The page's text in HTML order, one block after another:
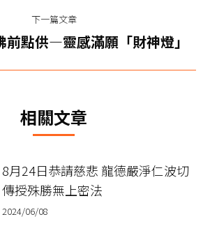
文
章：
下一篇文章
下
章：
前點供—靈感滿願「財神燈」
相關文章
8月24日恭請慈悲 龍德嚴淨仁波切
傳授殊勝無上密法
2024/06/08